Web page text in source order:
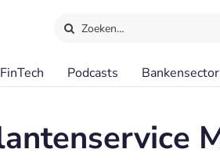
Zoeken…
FinTech Podcasts Bankensector